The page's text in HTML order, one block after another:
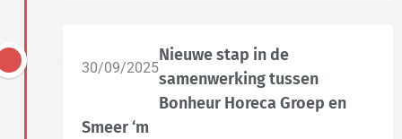
30/09/2025
Nieuwe stap in de
samenwerking tussen
Bonheur Horeca Groep en
Smeer ‘m